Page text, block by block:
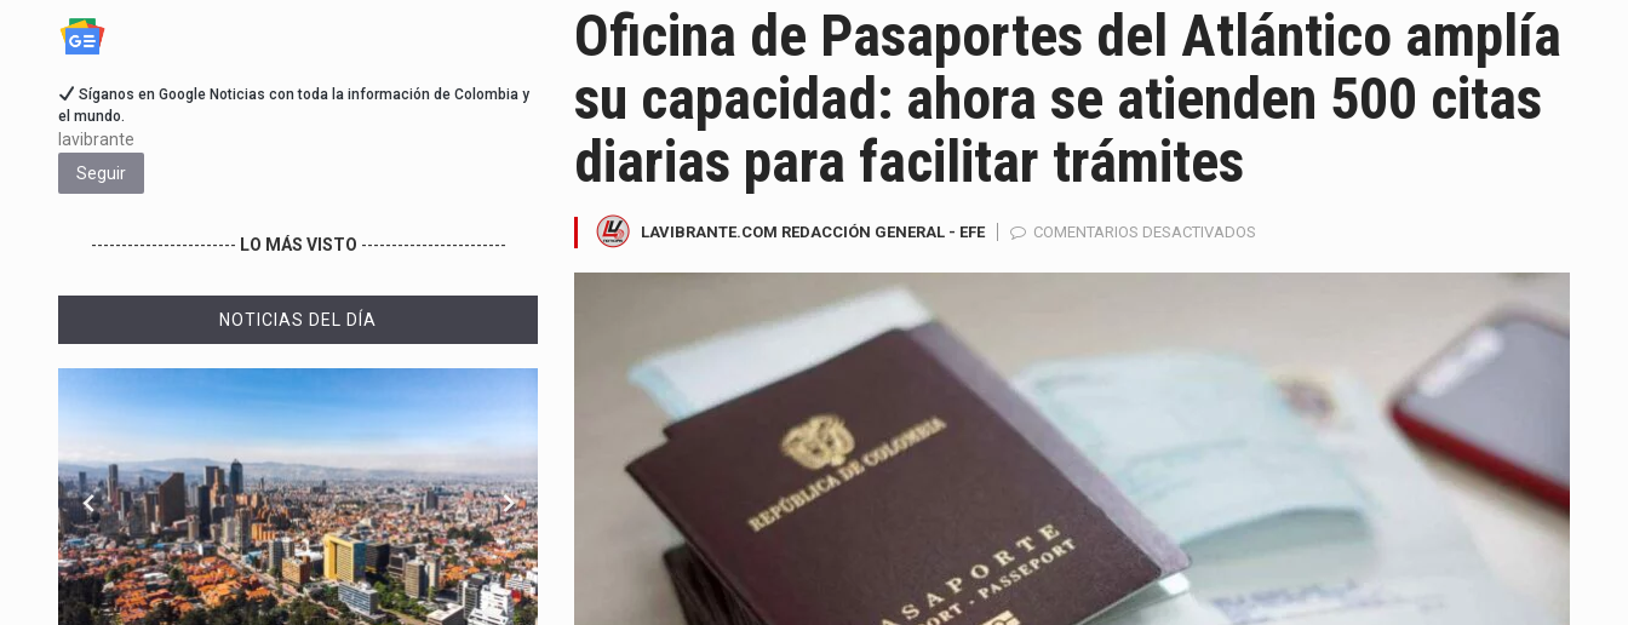
Oficina de Pasaportes del Atlántico amplía
su capacidad: ahora se atienden 500 citas
diarias para facilitar trámites
LAVIBRANTE.COM REDACCIÓN GENERAL - EFE COMENTARIOS DESACTIVADOS
AMPLÍA
CAPACIDAD:
ATIENDEN
PARA
Síganos en Google Noticias con toda la información de Colombia y
el mundo.
lavibrante
Seguir
------------------------ LO MÁS VISTO ------------------------
NOTICIAS DEL DÍA